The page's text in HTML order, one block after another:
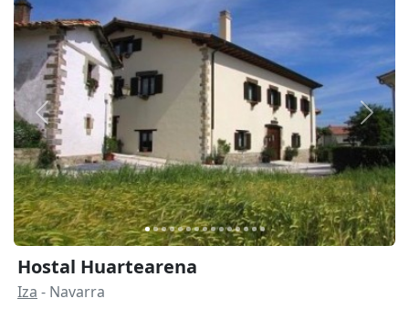
Anterior
Hostal Huartearena
Iza - Navarra